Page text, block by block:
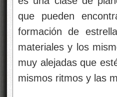
que pueden
formación de
materiales y los
muy alejadas que
mismos ritmos y las